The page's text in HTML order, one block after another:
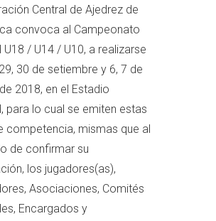
Central de Ajedrez de
convoca al Campeonato
U18 / U14 / U10, a realizarse
30 de setiembre y 6, 7 de
2018, en el Estadio
para lo cual se emiten estas
competencia, mismas que al
de confirmar su
los jugadores(as),
Asociaciones, Comités
Encargados y